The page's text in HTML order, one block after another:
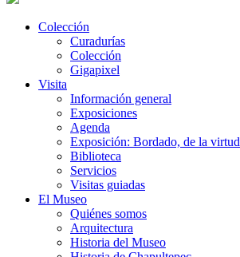
Colección
Curadurías
Colección
Gigapixel
Visita
Información general
Exposiciones
Agenda
Exposición: Bordado, de la virtud
Biblioteca
Servicios
Visitas guiadas
El Museo
Quiénes somos
Arquitectura
Historia del Museo